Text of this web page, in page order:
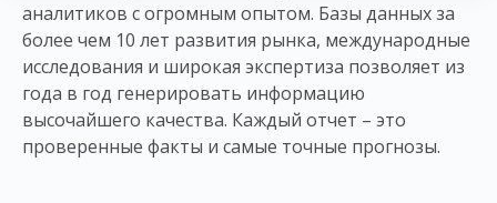
аналитиков с огромным опытом. Базы данных за
более чем 10 лет развития рынка, международные
исследования и широкая экспертиза позволяет из
года в год генерировать информацию
высочайшего качества. Каждый отчет – это
проверенные факты и самые точные прогнозы.